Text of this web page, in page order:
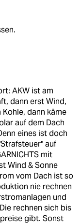
AKW ist am
dann erst Wind,
dann käme
auf dem Dach
eines ist doch
auf
mit
Wind & Sonne
vom Dach ist so
nie rechnen
und
rechnen sich bis
gibt. Sonst